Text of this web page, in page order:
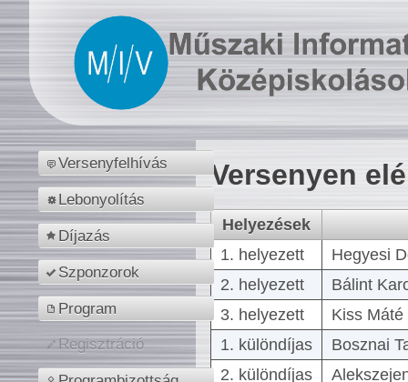
Versenyfelhívás
Lebonyolítás
Díjazás
Szponzorok
Program
Regisztráció
Versenyen
Helyezések
1. helyezett
Hegyesi
2. helyezett
Bálint
3. helyezett
Kiss
1. különdíjas
Bosznai
2. különdíjas